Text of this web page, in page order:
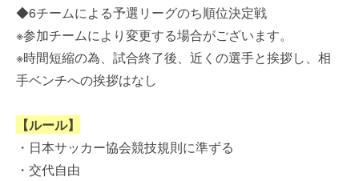
◆6チームによる予選リーグのち順位決定戦
※参加チームにより変更する場合がございます。
※時間短縮の為、試合終了後、近くの選手と挨拶し、相
手ベンチへの挨拶はなし
【ルール】
・日本サッカー協会競技規則に準ずる
・交代自由